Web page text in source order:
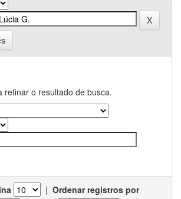
refinar o resultado de busca.
| Ordenar registros por